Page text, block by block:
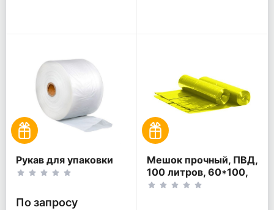
Рукав для упаковки
По запросу
Мешок прочный, ПВД,
100 литров, 60*100,
жёлтый.